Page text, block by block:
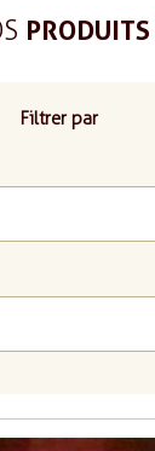
PRODUITS
Filtrer par